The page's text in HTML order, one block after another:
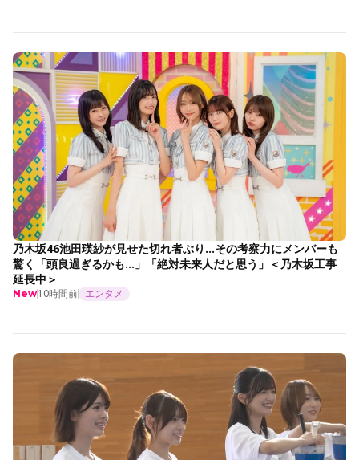
乃木坂46池田瑛紗が見せた切れ者ぶり…その考察力にメンバーも
驚く「頭良過ぎるかも…」「絶対未来人だと思う」＜乃木坂工事
延長中＞
New10時間前 エンタメ